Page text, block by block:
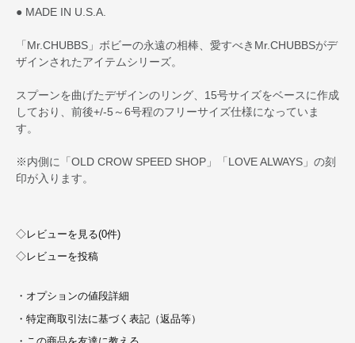
● MADE IN U.S.A.
「Mr.CHUBBS」ボビーの永遠の相棒、愛すべきMr.CHUBBSがデ
ザインされたアイテムシリーズ。
スプーンを曲げたデザインのリング、15号サイズをベースに作成
しており、前後+/-5～6号程のフリーサイズ仕様になっていま
す。
※内側に「OLD CROW SPEED SHOP」「LOVE ALWAYS」の刻
印が入ります。
◇レビューを見る(0件)
◇レビューを投稿
・オプションの値段詳細
・特定商取引法に基づく表記（返品等）